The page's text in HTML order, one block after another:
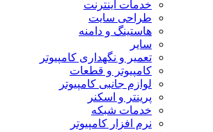
خدمات اینترنت
طراحی سایت
هاستینگ و دامنه
سایر
تعمیر و نگهداری کامپیوتر
کامپیوتر و قطعات
لوازم جانبی کامپیوتر
پرینتر و اسکنر
خدمات شبکه
نرم افزار کامپیوتر